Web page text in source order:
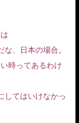
、日本の場合。
時ってあるわけ
してはいけなかっ